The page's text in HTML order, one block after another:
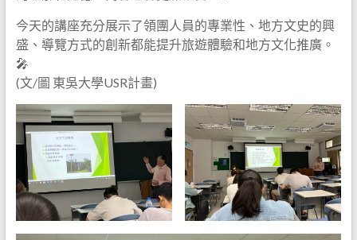
今天的講座充分展示了領團人員的專業性、地方文史的興
盛、導覽方式的創新都能提升旅遊體驗和地方文化推廣。
🎤
(文/圖 東吳大學USR計畫)